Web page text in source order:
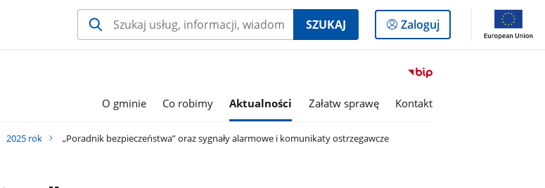
SZUKAJ
Logowanie
do
Zaloguj
Przejdź
serwisu
O gminie Co robimy Aktualności Załatw sprawę Kontakt
2025 rok „Poradnik bezpieczeństwa” oraz sygnały alarmowe i komunikaty ostrzegawcze